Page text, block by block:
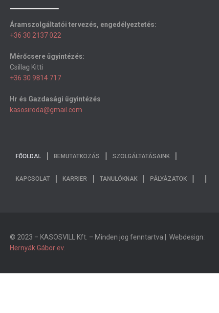
Áramszolgáltatói tervezés, engedélyeztetés:
+36 30 2137 022
Mérőcsere ügyintézés:
Csillag Kitti
+36 30 9814 717
Hr és Gazdasági ügyintézés
kasosiroda@gmail.com
FŐOLDAL BEMUTATKOZÁS SZOLGÁLTATÁSAINK
KAPCSOLAT KARRIER TANULÓKNAK PÁLYÁZATOK
© 2023 – KASOSVILL Kft. – Minden jog fenntartva | Webdesign:
Hernyák Gábor ev.